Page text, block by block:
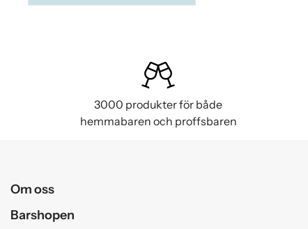
3000 produkter för både
hemmabaren och proffsbaren
Om oss
Barshopen